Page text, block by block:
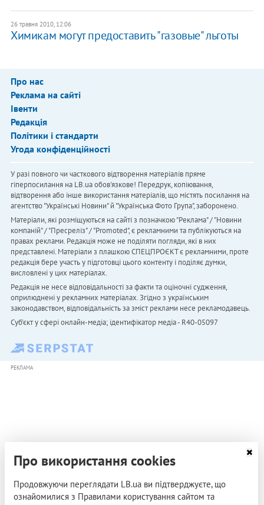
26 травня 2010, 12:06
Химикам могут предоставить "газовые" льготы
Про нас
Реклама на сайті
Івенти
Редакція
Політики і стандарти
Угода конфіденційності
У разі повного чи часткового відтворення матеріалів пряме
гіперпосилання на LB.ua обов'язкове! Передрук, копіювання,
відтворення або інше використання матеріалів, що містять посилання на
агентство "Українськi Новини" й "Українська Фото Група", заборонено.
Матеріали, які розміщуються на сайті з позначкою "Реклама" / "Новини
компаній" / "Пресреліз" / "Promoted", є рекламними та публікуються на
правах реклами. Редакція може не поділяти погляди, які в них
представлені. Матеріали з плашкою СПЕЦПРОЄКТ є рекламними, проте
редакція бере участь у підготовці цього контенту і поділяє думки,
висловлені у цих матеріалах.
Редакція не несе відповідальності за факти та оціночні судження,
оприлюднені у рекламних матеріалах. Згідно з українським
законодавством, відповідальність за зміст реклами несе рекламодавець.
Cуб'єкт у сфері онлайн-медіа; ідентифікатор медіа - R40-05097
РЕКЛАМА
Про використання cookies
Продовжуючи переглядати LB.ua ви підтверджуєте, що
ознайомилися з Правилами користування сайтом та